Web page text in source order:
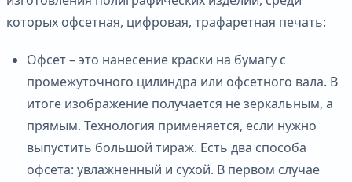
которых офсетная, цифровая, трафаретная печать:
Офсет – это нанесение краски на бумагу с
промежуточного цилиндра или офсетного вала. В
итоге изображение получается не зеркальным, а
прямым. Технология применяется, если нужно
выпустить большой тираж. Есть два способа
офсета: увлажненный и сухой. В первом случае